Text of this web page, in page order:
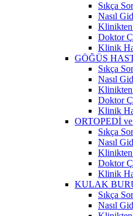
Sıkça
Nasıl
Doktor
Klinik
GÖĞÜS
Sıkça
Nasıl
Doktor
Klinik
ORTOPEDİ
Sıkça
Nasıl
Doktor
Klinik
KULAK
Sıkça
Nasıl